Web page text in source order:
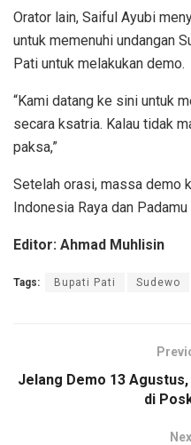
Orator lain, Saiful Ayubi
untuk memenuhi undangan
Pati untuk melakukan demo.
“Kami datang ke sini untuk
secara ksatria. Kalau tidak
paksa,”
Setelah orasi, massa demo
Indonesia Raya dan
Editor: Ahmad Muhlisin
Tags: Bupati Pati Sudewo
Jelang Demo 13
di